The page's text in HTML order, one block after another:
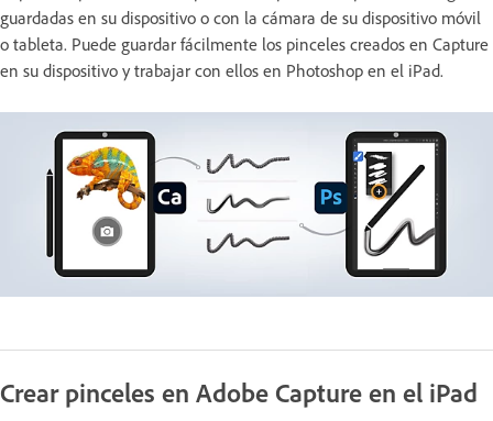
guardadas en su dispositivo o con la cámara de su dispositivo móvil
o tableta. Puede guardar fácilmente los pinceles creados en Capture
en su dispositivo y trabajar con ellos en Photoshop en el iPad.
Crear pinceles en Adobe Capture en el iPad